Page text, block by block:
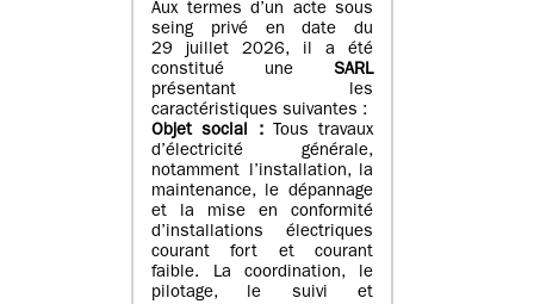
Aux termes d’un acte sous
seing privé en date du
29 juillet 2026, il a été
constitué une SARL
présentant les
caractéristiques suivantes :
Objet social :
Tous travaux
d’électricité générale,
notamment l’installation, la
maintenance, le dépannage
et la mise en conformité
d’installations électriques
courant fort et courant
faible. La coordination, le
pilotage, le suivi et